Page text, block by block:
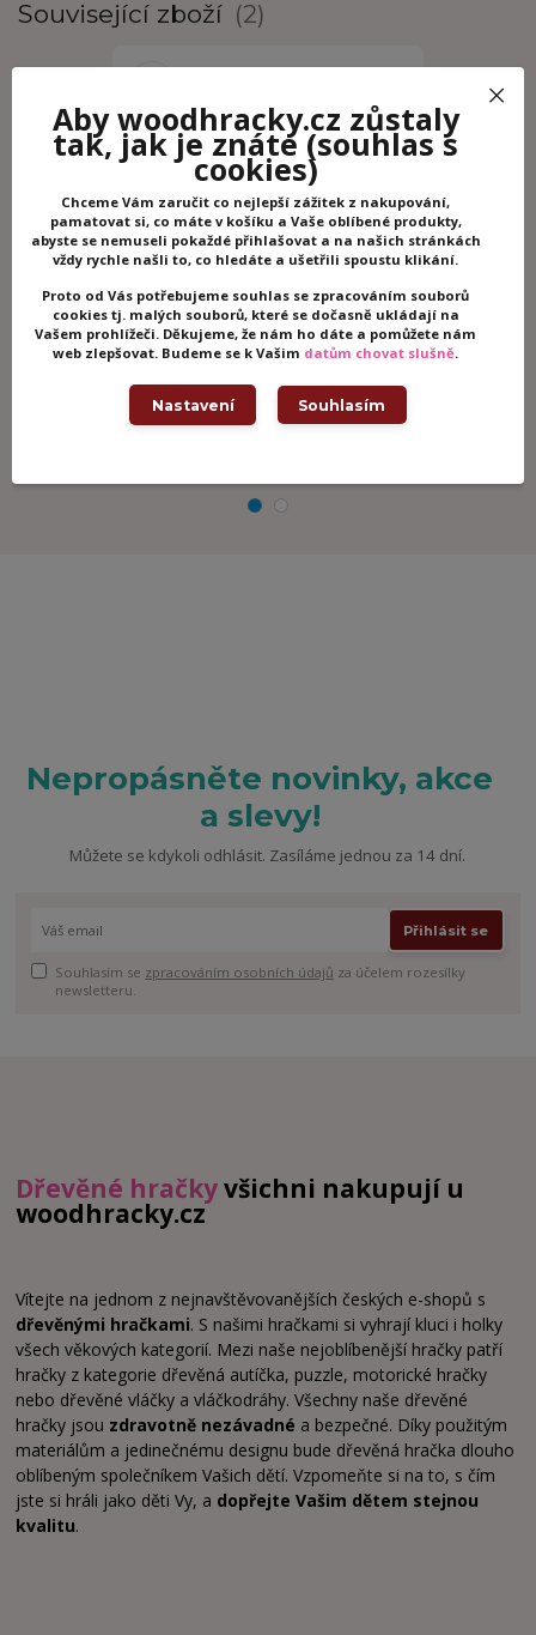
Související zboží 2
Puzzlika Profese 2 - naučné puzzle
21 dílků
339 Kč
Skladem -
odesíláme ihned
Puzzlika
dílků
Nepropásněte novinky, akce
a slevy!
Můžete se kdykoli odhlásit. Zasíláme jednou za 14 dní.
Přihlásit se
Souhlasím se zpracováním osobních údajů za účelem rozesílky
newsletteru.
Dřevěné hračkyvšichni nakupují u
woodhracky.cz
Vítejte na jednom z nejnavštěvovanějších českých e-shopů s
dřevěnými hračkami. S našimi hračkami si vyhrají kluci i holky
všech věkových kategorií. Mezi naše nejoblíbenější hračky patří
hračky z kategorie dřevěná autíčka, puzzle, motorické hračky
nebo dřevěné vláčky a vláčkodráhy. Všechny naše dřevěné
hračky jsou zdravotně nezávadné a bezpečné. Díky použitým
materiálům a jedinečnému designu bude dřevěná hračka dlouho
oblíbeným společníkem Vašich dětí. Vzpomeňte si na to, s čím
jste si hráli jako děti Vy, a dopřejte Vašim dětem stejnou
kvalitu.
Aby woodhracky.cz zůstaly
tak, jak je znáte(souhlas s
cookies)
Chceme Vám zaručit co nejlepší zážitek z nakupování,
pamatovat si, co máte v košíku a Vaše oblíbené produkty,
abyste se nemuseli pokaždé přihlašovat a na našich stránkách
vždy rychle našli to, co hledáte a ušetřili spoustu klikání.
Proto od Vás potřebujeme souhlas se zpracováním souborů
cookies tj. malých souborů, které se dočasně ukládají na
Vašem prohlížeči. Děkujeme, že nám ho dáte a pomůžete nám
web zlepšovat. Budeme se k Vašim datům chovat slušně.
Nastavení Souhlasím